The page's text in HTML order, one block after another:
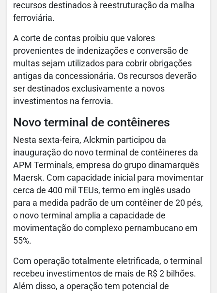
recursos destinados à reestruturação da malha
ferroviária.
A corte de contas proibiu que valores
provenientes de indenizações e conversão de
multas sejam utilizados para cobrir obrigações
antigas da concessionária. Os recursos deverão
ser destinados exclusivamente a novos
investimentos na ferrovia.
Novo terminal de contêineres
Nesta sexta-feira, Alckmin participou da
inauguração do novo terminal de contêineres da
APM Terminals, empresa do grupo dinamarquês
Maersk. Com capacidade inicial para movimentar
cerca de 400 mil TEUs, termo em inglês usado
para a medida padrão de um contêiner de 20 pés,
o novo terminal amplia a capacidade de
movimentação do complexo pernambucano em
55%.
Com operação totalmente eletrificada, o terminal
recebeu investimentos de mais de R$ 2 bilhões.
Além disso, a operação tem potencial de